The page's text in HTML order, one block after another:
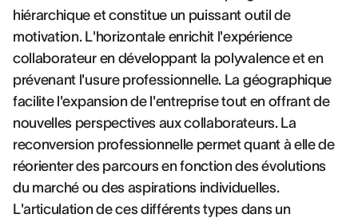
hiérarchique et constitue un puissant outil de
motivation. L'horizontale enrichit l'expérience
collaborateur en développant la polyvalence et en
prévenant l'usure professionnelle. La géographique
facilite l'expansion de l'entreprise tout en offrant de
nouvelles perspectives aux collaborateurs. La
reconversion professionnelle permet quant à elle de
réorienter des parcours en fonction des évolutions
du marché ou des aspirations individuelles.
L'articulation de ces différents types dans un